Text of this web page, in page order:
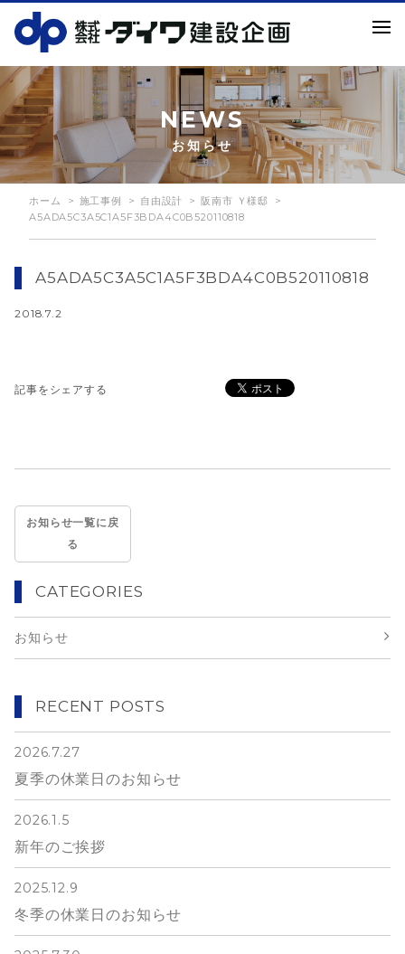
NEWS
お知らせ
ホーム 施工事例 自由設計
阪南市 Ｙ様邸
A5ADA5C3A5C1A5F3BDA4C0B520110818
A5ADA5C3A5C1A5F3BDA4C0B520110818
2018.7.2
記事をシェアする
お知らせ一覧に戻
る
CATEGORIES
お知らせ
RECENT POSTS
2026.7.27
夏季の休業日のお知らせ
2026.1.5
新年のご挨拶
2025.12.9
冬季の休業日のお知らせ